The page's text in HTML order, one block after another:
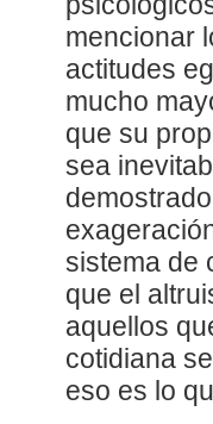
mencionar
actitudes
mucho
que su
sea
sistema de
que el
aquellos
cotidiana
eso es lo